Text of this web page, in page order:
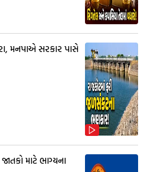
મનપાએ સરકાર પાસે
માટે ભાગ્યના